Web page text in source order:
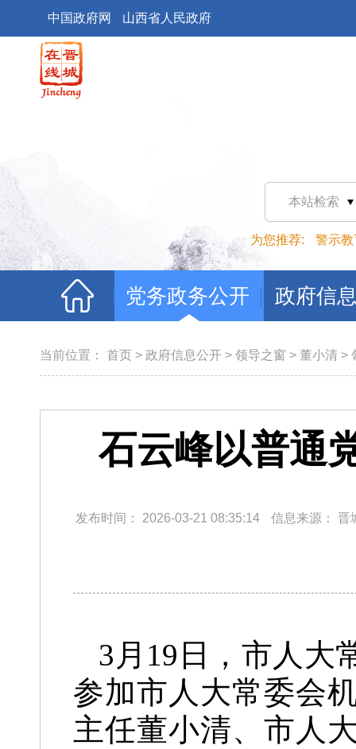
中国政府网 山西省人民政府
本站检索
为您推荐: 警示教
党务政务公开 政府信
当前位置： 首页 > 政府信息公开 > 领导之窗 > 董小清 >
石云峰以普通
发布时间： 2026-03-21 08:35:14 信息来源： 晋
3月19日，市人大
参加市人大常委会
主任董小清、市人